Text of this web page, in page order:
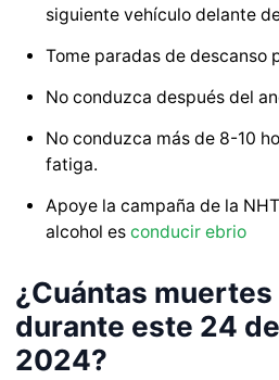
siguiente vehículo delante
Tome paradas de descanso
No conduzca después del
No conduzca más de 8-10
fatiga.
Apoye la campaña de la
alcohol es conducir ebrio
¿Cuántas
durante este 24
2024?